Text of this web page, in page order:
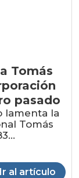
Tomás
pasado
lamenta la
Tomás
Ir al artículo